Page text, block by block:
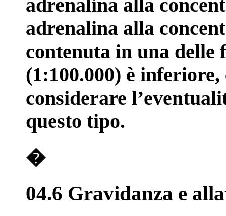
adrenalina alla
adrenalina alla
contenuta in una
(1:100.000) è
considerare
questo tipo.
�
04.6 Gravidanza e